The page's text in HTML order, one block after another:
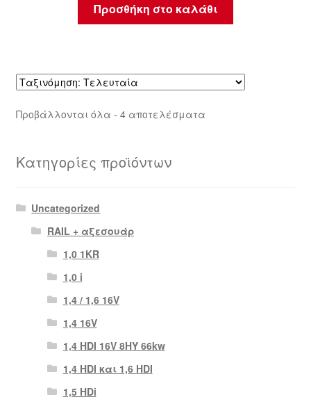
Προσθήκη στο καλάθι
Προβάλλονται όλα - 4 αποτελέσματαSorted
Κατηγορίες προϊόντων
Uncategorized
RAIL + αξεσουάρ
1,0 1KR
1,0 i
1,4 / 1,6 16V
1,4 16V
1,4 HDI 16V 8HY 66kw
1,4 HDI και 1,6 HDI
1,5 HDi